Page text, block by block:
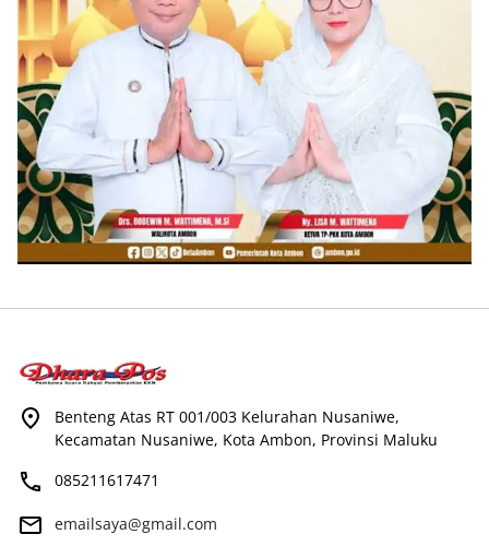
Benteng Atas RT 001/003 Kelurahan Nusaniwe,
Kecamatan Nusaniwe, Kota Ambon, Provinsi Maluku
085211617471
emailsaya@gmail.com